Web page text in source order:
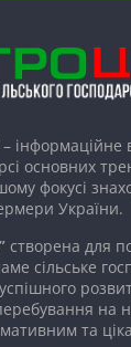
інформаційне
основних
фокусі
України.
створена для
сільське
на
та